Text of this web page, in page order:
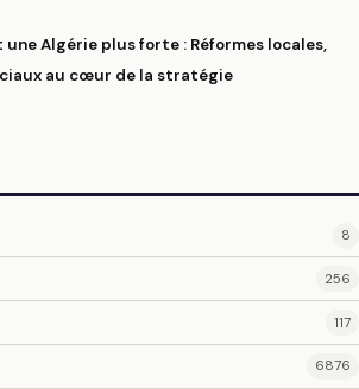
Algérie plus forte : Réformes locales,
au cœur de la stratégie
8
256
117
6876